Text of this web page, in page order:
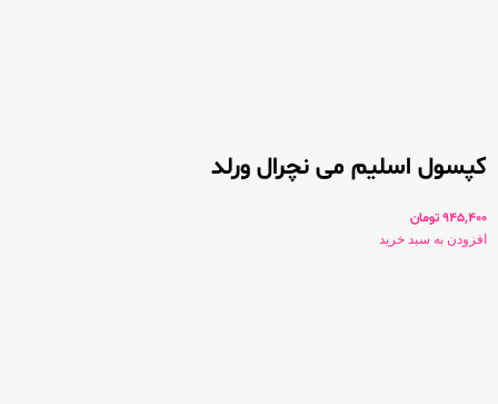
کپسول اسلیم می نچرال ورلد
945,400تومان
افزودن به سبد خرید